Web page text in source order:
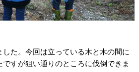
た。今回は立っている木と木の間に
すが狙い通りのところに伐倒できま